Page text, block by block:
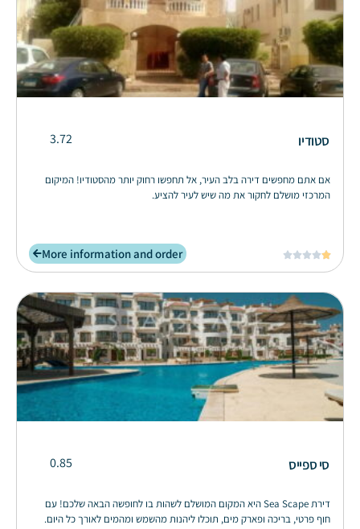
סטודיו 3.72
אם אתם מחפשים דירה בלב העיר, אל תחפשו רחוק יותר מהסטודיו! המיקום
המרכזי מושלם לחקור את מה שיש לעיר להציע.





More information and order
סי ספייס 0.85
דירת Sea Scape היא המקום המושלם לשהות בו לחופשה הבאה שלכם! עם
חוף פרטי, בריכה ופארק מים, תוכלו ליהנות מהשמש ומהמים לאורך כל היום.